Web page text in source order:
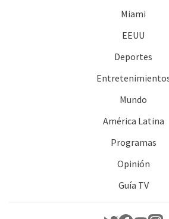
Miami
EEUU
Deportes
Mundo
América Latina
Programas
Opinión
Guía TV